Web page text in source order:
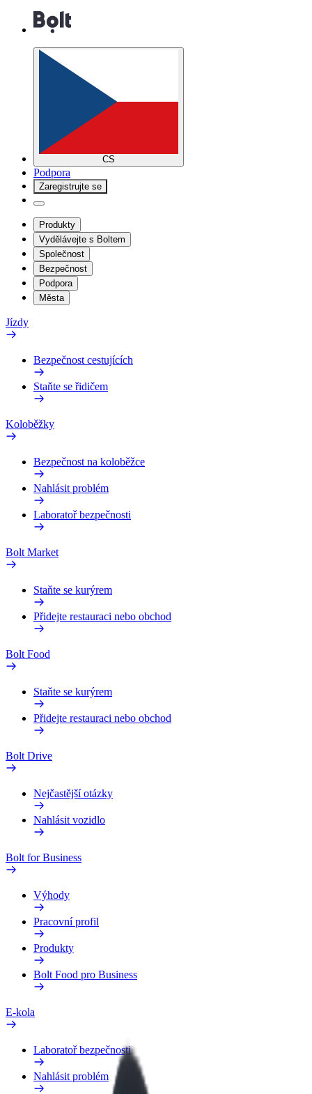
CS
Podpora
Zaregistrujte se
Produkty
Vydělávejte s Boltem
Společnost
Bezpečnost
Podpora
Města
Jízdy
Bezpečnost cestujících
Staňte se řidičem
Koloběžky
Bezpečnost na koloběžce
Nahlásit problém
Laboratoř bezpečnosti
Bolt Market
Staňte se kurýrem
Přidejte restauraci nebo obchod
Bolt Food
Staňte se kurýrem
Přidejte restauraci nebo obchod
Bolt Drive
Nejčastější otázky
Nahlásit vozidlo
Bolt for Business
Výhody
Pracovní profil
Produkty
Bolt Food pro Business
E-kola
Laboratoř bezpečnosti
Nahlásit problém